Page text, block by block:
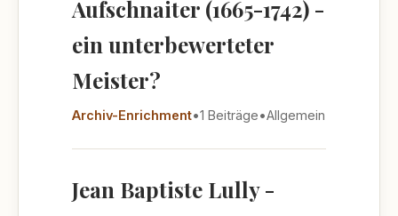
Aufschnaiter (1665-1742) -
ein unterbewerteter
Meister?
Archiv-Enrichment•1 Beiträge•Allgemein
Jean Baptiste Lully -